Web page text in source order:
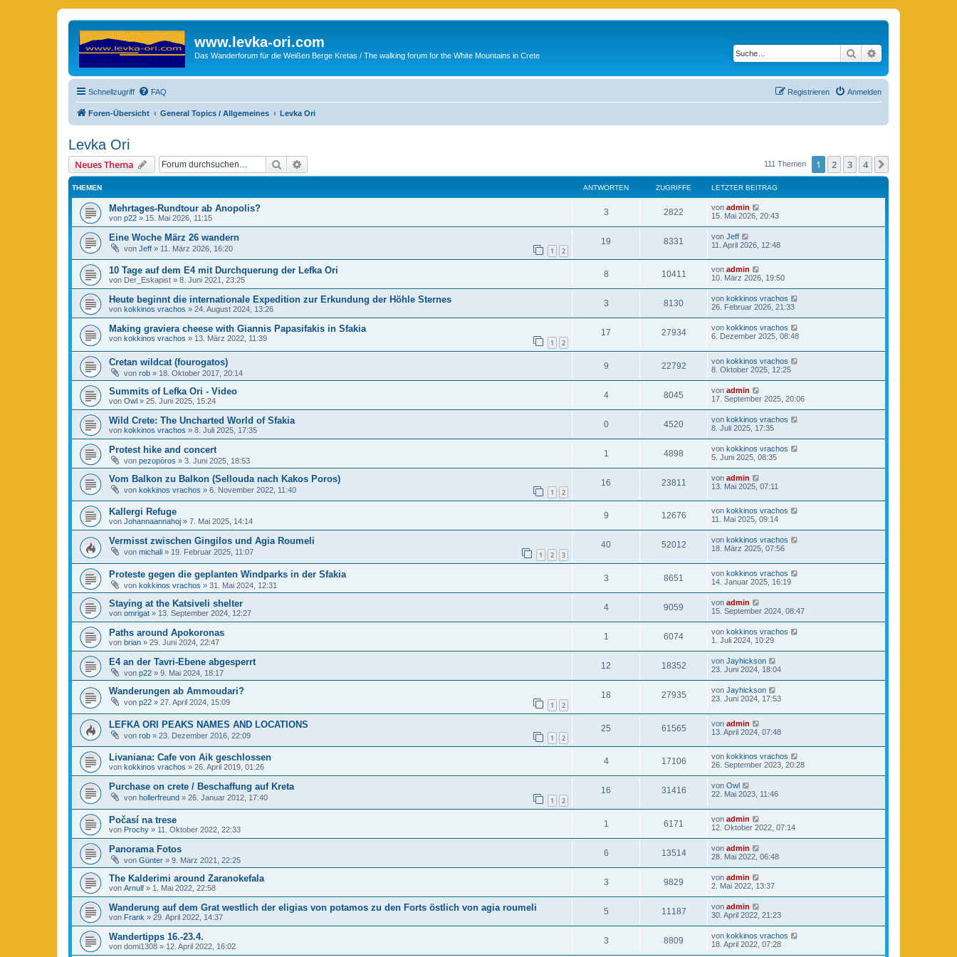
www.levka-ori.com
Das Wanderforum für die Weißen Berge Kretas / The walking forum for the White Mountains in Crete Suche
Schnellzugriff FAQ Anmelden
Registrieren
Foren-Übersicht General Topics / Allgemeines Levka Ori
Levka Ori
Neues Thema Suche 111 Themen 1 2 3 4
THEMEN ANTWORTEN ZUGRIFFE LETZTER BEITRAG
Mehrtages-Rundtour ab Anopolis?
von p22 » 15. Mai 2026, 11:15
3 2822 von admin
15. Mai 2026, 20:43
Eine Woche März 26 wandern
von Jeff » 11. März 2026, 16:20 1 2
19 8331 von Jeff
11. April 2026, 12:48
10 Tage auf dem E4 mit Durchquerung der Lefka Ori
von Der_Eskapist » 8. Juni 2021, 23:25
8 10411 von admin
10. März 2026, 19:50
Heute beginnt die internationale Expedition zur Erkundung der Höhle Sternes
von kokkinos vrachos » 24. August 2024, 13:26
3 8130 von kokkinos vrachos
26. Februar 2026, 21:33
Making graviera cheese with Giannis Papasifakis in Sfakia
von kokkinos vrachos » 13. März 2022, 11:39 1 2
17 27934 von kokkinos vrachos
6. Dezember 2025, 08:48
Cretan wildcat (fourogatos)
von rob » 18. Oktober 2017, 20:14
9 22792 von kokkinos vrachos
8. Oktober 2025, 12:25
Summits of Lefka Ori - Video
von Owl » 25. Juni 2025, 15:24
4 8045 von admin
17. September 2025, 20:06
Wild Crete: The Uncharted World of Sfakia
von kokkinos vrachos » 8. Juli 2025, 17:35
0 4520 von kokkinos vrachos
8. Juli 2025, 17:35
Protest hike and concert
von pezopóros » 3. Juni 2025, 18:53
1 4898 von kokkinos vrachos
5. Juni 2025, 08:35
Vom Balkon zu Balkon (Sellouda nach Kakos Poros)
von kokkinos vrachos » 6. November 2022, 11:40 1 2
16 23811 von admin
13. Mai 2025, 07:11
Kallergi Refuge
von Johannaannahoj » 7. Mai 2025, 14:14
9 12676 von kokkinos vrachos
11. Mai 2025, 09:14
Vermisst zwischen Gingilos und Agia Roumeli
von michali » 19. Februar 2025, 11:07 1 2 3
40 52012 von kokkinos vrachos
18. März 2025, 07:56
Proteste gegen die geplanten Windparks in der Sfakia
von kokkinos vrachos » 31. Mai 2024, 12:31
3 8651 von kokkinos vrachos
14. Januar 2025, 16:19
Staying at the Katsiveli shelter
von omrigat » 13. September 2024, 12:27
4 9059 von admin
15. September 2024, 08:47
Paths around Apokoronas
von brian » 29. Juni 2024, 22:47
1 6074 von kokkinos vrachos
1. Juli 2024, 10:29
E4 an der Tavri-Ebene abgesperrt
von p22 » 9. Mai 2024, 18:17
12 18352 von Jayhickson
23. Juni 2024, 18:04
Wanderungen ab Ammoudari?
von p22 » 27. April 2024, 15:09 1 2
18 27935 von Jayhickson
23. Juni 2024, 17:53
LEFKA ORI PEAKS NAMES AND LOCATIONS
von rob » 23. Dezember 2016, 22:09 1 2
25 61565 von admin
13. April 2024, 07:48
Livaniana: Cafe von Aik geschlossen
von kokkinos vrachos » 26. April 2019, 01:26
4 17106 von kokkinos vrachos
26. September 2023, 20:28
Purchase on crete / Beschaffung auf Kreta
von hollerfreund » 26. Januar 2012, 17:40 1 2
16 31416 von Owl
22. Mai 2023, 11:46
Počasí na trese
von Prochy » 11. Oktober 2022, 22:33
1 6171 von admin
12. Oktober 2022, 07:14
Panorama Fotos
von Günter » 9. März 2021, 22:25
6 13514 von admin
28. Mai 2022, 06:48
The Kalderimi around Zaranokefala
von Arnulf » 1. Mai 2022, 22:58
3 9829 von admin
2. Mai 2022, 13:37
Wanderung auf dem Grat westlich der eligias von potamos zu den Forts östlich von agia roumeli
von Frank » 29. April 2022, 14:37
5 11187 von admin
30. April 2022, 21:23
Wandertipps 16.-23.4.
von domi1308 » 12. April 2022, 16:02
3 8809 von kokkinos vrachos
18. April 2022, 07:28